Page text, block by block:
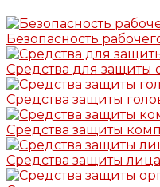
Безопасность
Средства для защиты
Средства защиты
Средства защиты
Средства защиты